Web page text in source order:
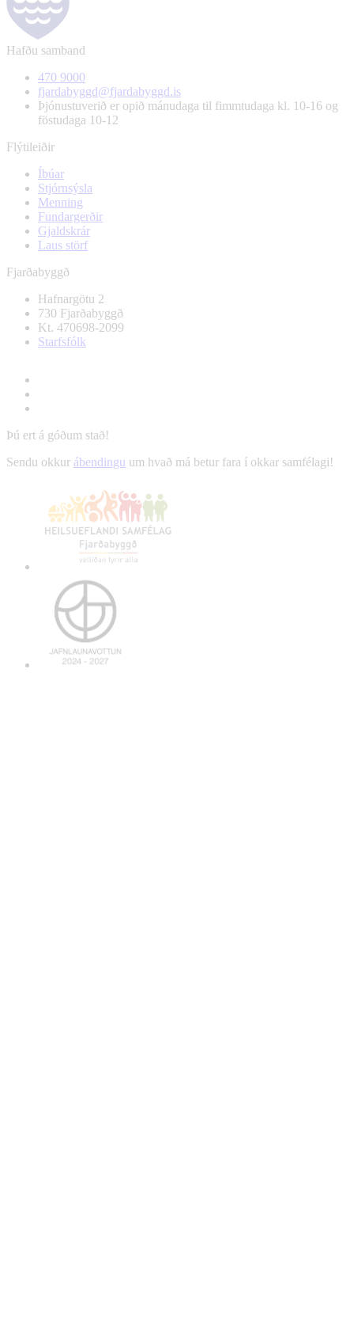
Hafðu samband
470 9000
fjardabyggd@fjardabyggd.is
Þjónustuverið er opið mánudaga til fimmtudaga kl. 10-16 og
föstudaga 10-12
Flýtileiðir
Íbúar
Stjórnsýsla
Menning
Fundargerðir
Gjaldskrár
Laus störf
Fjarðabyggð
Hafnargötu 2
730 Fjarðabyggð
Kt. 470698-2099
Starfsfólk
Þú ert á góðum stað!
Sendu okkur ábendingu um hvað má betur fara í okkar samfélagi!